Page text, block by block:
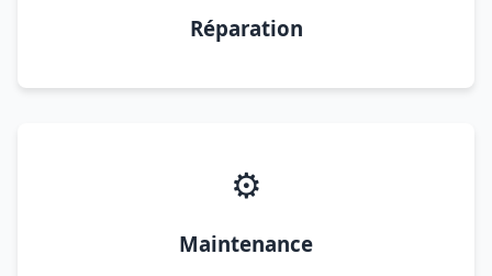
Réparation
⚙️
Maintenance